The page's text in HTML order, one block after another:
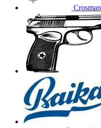
Crosman